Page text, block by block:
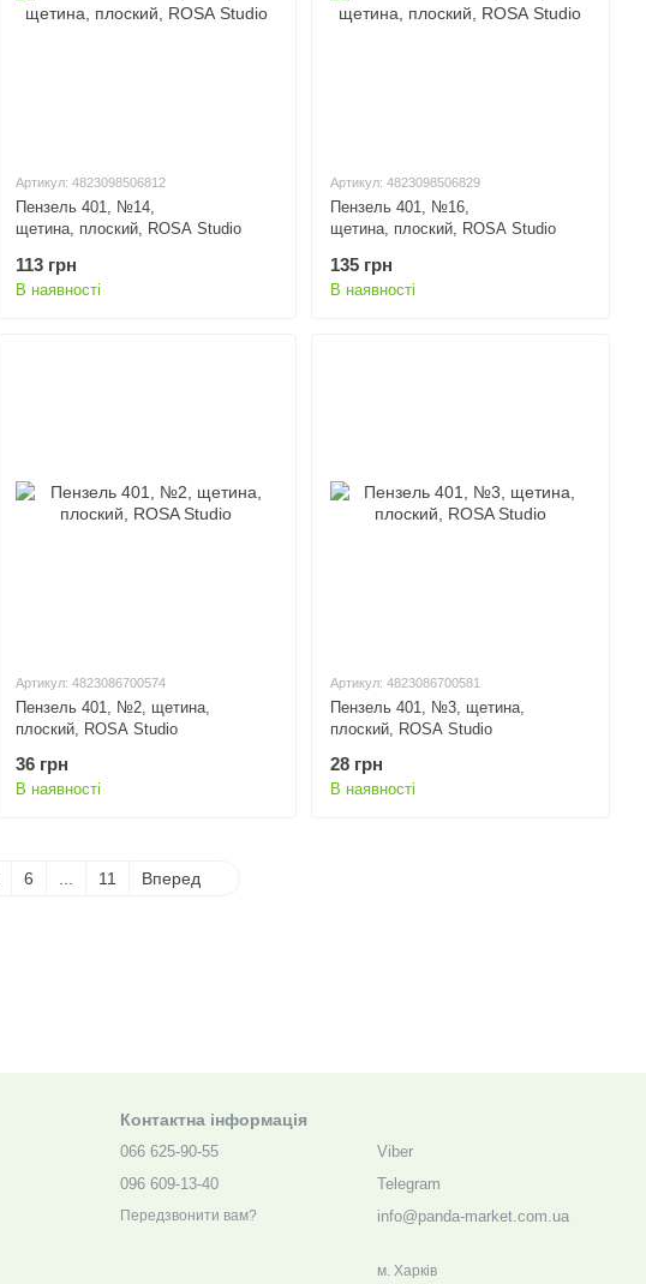
Артикул: 4823098506812
Пензель 401, №14,
щетина, плоский, ROSA Studio
113 грн
В наявності
Артикул: 4823098506829
Пензель 401, №16,
щетина, плоский, ROSA Studio
135 грн
В наявності
Артикул: 4823086700574
Пензель 401, №2, щетина,
плоский, ROSA Studio
36 грн
В наявності
Артикул: 4823086700581
Пензель 401, №3, щетина,
плоский, ROSA Studio
28 грн
В наявності
6 11 Вперед
Контактна інформація
066 625-90-55
096 609-13-40
Передзвонити вам?
Viber
Telegram
info@panda-market.com.ua
м. Харкiв